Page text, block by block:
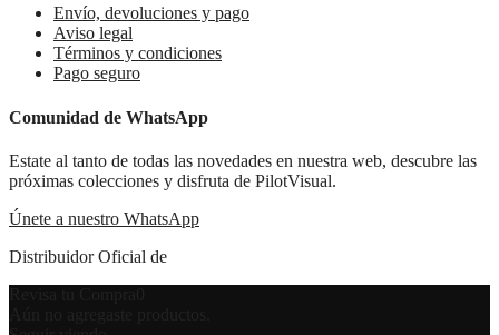
Envío, devoluciones y pago
Aviso legal
Términos y condiciones
Pago seguro
Comunidad de WhatsApp
Estate al tanto de todas las novedades en nuestra web, descubre las
próximas colecciones y disfruta de PilotVisual.
Únete a nuestro WhatsApp
Distribuidor Oficial de